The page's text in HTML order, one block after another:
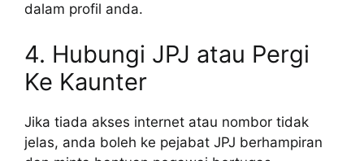
dalam profil anda.
4. Hubungi JPJ atau Pergi
Ke Kaunter
Jika tiada akses internet atau nombor tidak
jelas, anda boleh ke pejabat JPJ berhampiran